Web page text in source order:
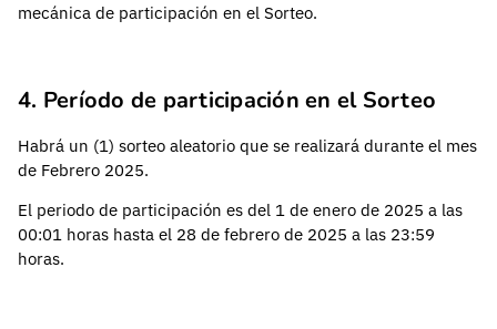
mecánica de participación en el Sorteo.
4. Período de participación en el Sorteo
Habrá un (1) sorteo aleatorio que se realizará durante el mes
de Febrero 2025.
El periodo de participación es del 1 de enero de 2025 a las
00:01 horas hasta el 28 de febrero de 2025 a las 23:59
horas.